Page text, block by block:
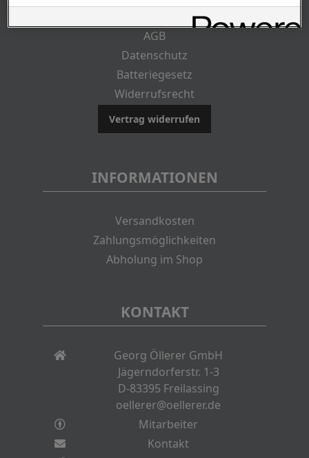
AGB
Datenschutz
Batteriegesetz
Widerrufsrecht
Vertrag widerrufen
INFORMATIONEN
Versandkosten
Zahlungsmöglichkeiten
Abholung im Shop
KONTAKT
Georg Öllerer GmbH
Jägerndorferstr. 1-3
D-83395 Freilassing
oellerer@oellerer.de
Mitarbeiter
Kontakt